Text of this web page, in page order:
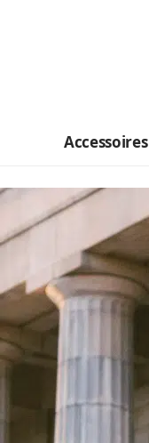
Accessoires